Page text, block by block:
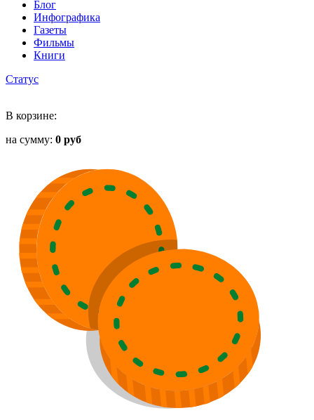
Блог
Инфографика
Газеты
Фильмы
Книги
Статус
В корзине:
на сумму: 0 руб